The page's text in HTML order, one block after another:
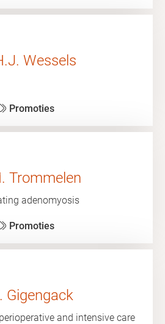
Wessels
Promoties
Trommelen
adenomyosis
Promoties
Gigengack
and intensive care